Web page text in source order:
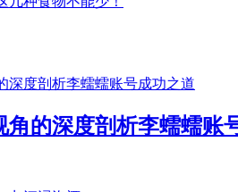
角的深度剖析李蠕蠕账